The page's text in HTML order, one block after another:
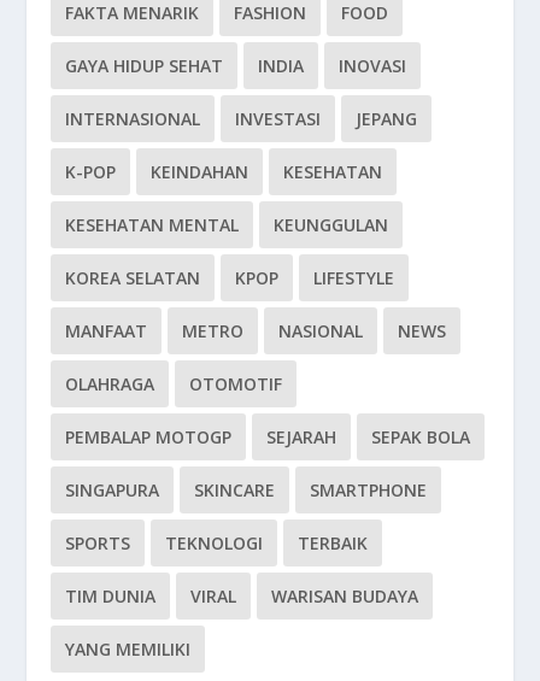
FAKTA MENARIK FASHION FOOD
GAYA HIDUP SEHAT INDIA INOVASI
INTERNASIONAL INVESTASI JEPANG
K-POP KEINDAHAN KESEHATAN
KESEHATAN MENTAL KEUNGGULAN
KOREA SELATAN KPOP LIFESTYLE
MANFAAT METRO NASIONAL NEWS
OLAHRAGA OTOMOTIF
PEMBALAP MOTOGP SEJARAH SEPAK BOLA
SINGAPURA SKINCARE SMARTPHONE
SPORTS TEKNOLOGI TERBAIK
TIM DUNIA VIRAL WARISAN BUDAYA
YANG MEMILIKI